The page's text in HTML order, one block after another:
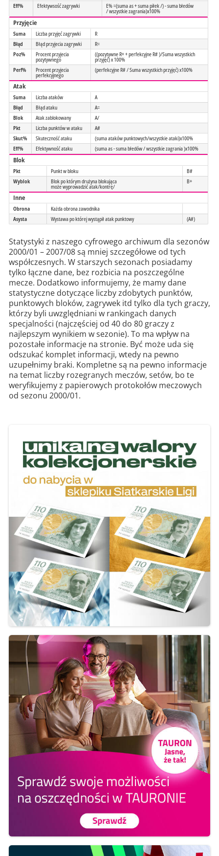
Eff%
Efektywsość zagrywki E% =(suma as + suma piłek /) - suma błedów
/ wszystkie zagrania)x100%
Przyjęcie
Suma Liczba przyjęć zagrywki
R
Błąd
Błąd przyjecia zagrywki
R=
Poz%
Procent przyjecia
pozytywnego
((pozytywne R+ + perfekcyjne R# )/Suma wszystkich
przyjęć) x 100%
Perf%
Procent przyjecia
perfekcyjnego
(perfekcyjne R# / Suma wszystkich przyjęć) x100%
Atak
Suma Liczba ataków
A
Błąd
Błąd ataku
A=
Blok
Atak zablokowany
A/
Pkt
Liczba punktów w ataku
A#
Skut%
Skuteczność ataku
(suma ataków punktowych/wszystkie ataki)x100%
Eff%
Efektywność ataku (suma as - suma błedów / wszystkie zagrania )x100%
Blok
Pkt Punkt w bloku
B#
Wyblok
Blok po którym drużyna blokująca
może wyprowadzić atak/kontrę/
B+
Inne
Obrona
Każda obrona zawodnika
Asysta
Wystawa po której wystąpił atak punktowy (A#)
Statystyki z naszego cyfrowego archiwum dla sezonów
2000/01 – 2007/08 są mniej szczegółowe od tych
współczesnych. W starszych sezonach posiadamy
tylko łączne dane, bez rozbicia na poszczególne
mecze. Dodatkowo informujemy, że mamy dane
statystyczne dotyczące liczby zdobytych punktów,
punktowych bloków, zagrywek itd tylko dla tych graczy,
którzy byli uwzględniani w rankingach danych
specjalności (najczęściej od 40 do 80 graczy z
najlepszym wynikiem w sezonie). To ma wpływ na
pozostałe informacje na stronie. Być może uda się
odszukać komplet informacji, wtedy na pewno
uzupełnimy braki. Kompletne są na pewno informacje
na temat liczby rozegranych meczów, setów, bo te
weryfikujemy z papierowych protokołów meczowych
od sezonu 2000/01.